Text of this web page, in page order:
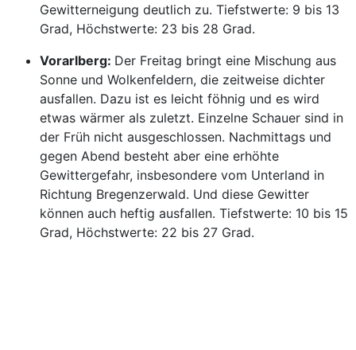
Gewitterneigung deutlich zu. Tiefstwerte: 9 bis 13
Grad, Höchstwerte: 23 bis 28 Grad.
Vorarlberg: Der Freitag bringt eine Mischung aus
Sonne und Wolkenfeldern, die zeitweise dichter
ausfallen. Dazu ist es leicht föhnig und es wird
etwas wärmer als zuletzt. Einzelne Schauer sind in
der Früh nicht ausgeschlossen. Nachmittags und
gegen Abend besteht aber eine erhöhte
Gewittergefahr, insbesondere vom Unterland in
Richtung Bregenzerwald. Und diese Gewitter
können auch heftig ausfallen. Tiefstwerte: 10 bis 15
Grad, Höchstwerte: 22 bis 27 Grad.